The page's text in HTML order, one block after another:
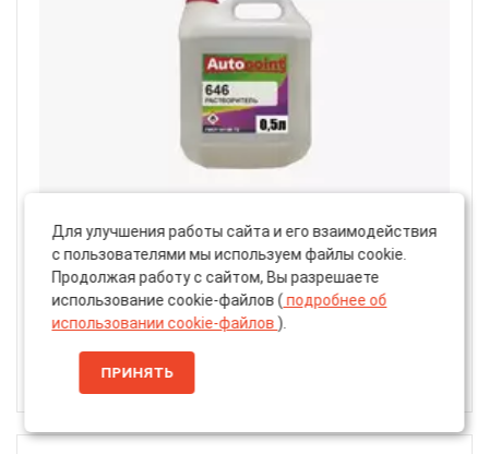
Артикул: 34457931
Растворитель «Autopoint» 646 ГОСТ 18188-72,
500мл
Товар закончился
Для улучшения работы сайта и его взаимодействия
с пользователями мы используем файлы cookie.
Продолжая работу с сайтом, Вы разрешаете
использование cookie-файлов ( подробнее об
использовании cookie-файлов ).
ПРИНЯТЬ